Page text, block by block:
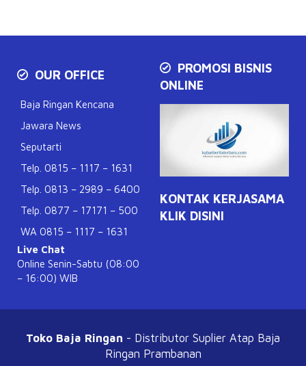
OUR OFFICE
Baja Ringan Kencana
Jawara News
Seputarti
Telp. 0815 – 1117 – 1631
Telp. 0813 – 2989 – 6400
Telp. 0877 – 17171 – 500
WA 0815 – 1117 – 1631
Live Chat
Online Senin-Sabtu (08:00
– 16:00) WIB
PROMOSI BISNIS
ONLINE
KONTAK KERJASAMA
KLIK DISINI
Toko Baja Ringan - Distributor Suplier Atap Baja
Ringan Prambanan